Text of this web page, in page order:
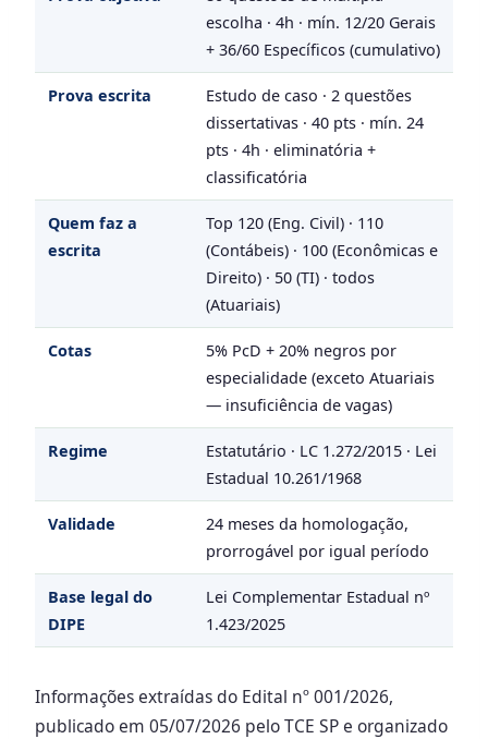
escolha · 4h · mín. 12/20 Gerais
+ 36/60 Específicos (cumulativo)
Prova escrita
Estudo de caso · 2 questões
dissertativas · 40 pts · mín. 24
pts · 4h · eliminatória +
classificatória
Quem faz a
escrita
Top 120 (Eng. Civil) · 110
(Contábeis) · 100 (Econômicas e
Direito) · 50 (TI) · todos
(Atuariais)
Cotas
5% PcD + 20% negros por
especialidade (exceto Atuariais
— insuficiência de vagas)
Regime
Estatutário · LC 1.272/2015 · Lei
Estadual 10.261/1968
Validade
24 meses da homologação,
prorrogável por igual período
Base legal do
DIPE
Lei Complementar Estadual nº
1.423/2025
Informações extraídas do Edital nº 001/2026,
publicado em 05/07/2026 pelo TCE SP e organizado